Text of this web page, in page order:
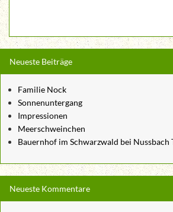
Neueste Beiträge
Familie Nock
Sonnenuntergang
Impressionen
Meerschweinchen
Bauernhof im Schwarzwald bei Nussbach
Neueste Kommentare